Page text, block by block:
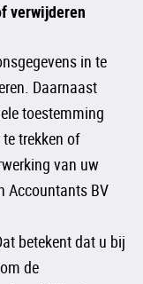
verwijderen
in te
Daarnaast
toestemming
trekken of
van uw
Accountants BV
betekent dat u bij
de